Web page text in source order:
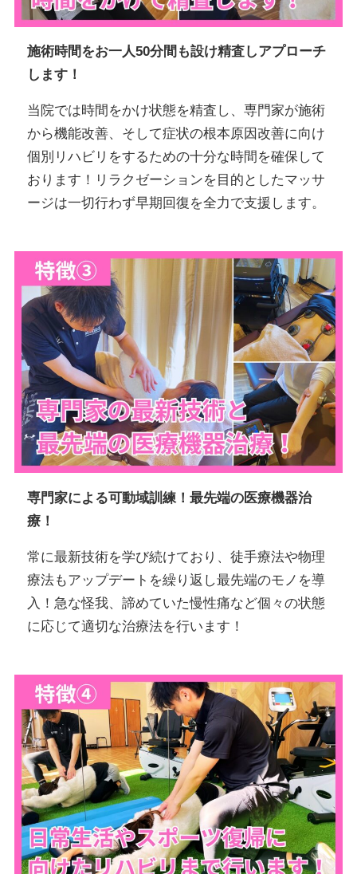
施術時間をお一人50分間も設け精査しアプローチ
します！
当院では時間をかけ状態を精査し、専門家が施術
から機能改善、そして症状の根本原因改善に向け
個別リハビリをするための十分な時間を確保して
おります！リラクゼーションを目的としたマッサ
ージは一切行わず早期回復を全力で支援します。
専門家による可動域訓練！最先端の医療機器治
療！
常に最新技術を学び続けており、徒手療法や物理
療法もアップデートを繰り返し最先端のモノを導
入！急な怪我、諦めていた慢性痛など個々の状態
に応じて適切な治療法を行います！